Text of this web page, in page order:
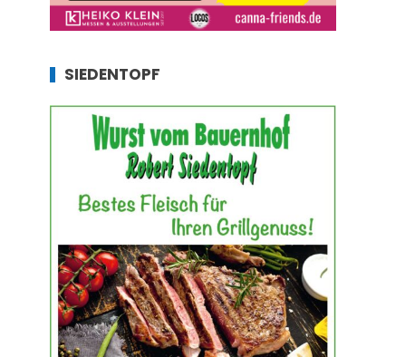
SIEDENTOPF